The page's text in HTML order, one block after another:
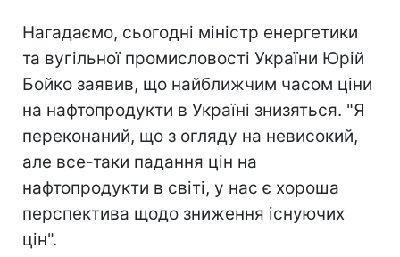
Нагадаємо, сьогодні міністр енергетики
та вугільної промисловості України Юрій
Бойко заявив, що найближчим часом ціни
на нафтопродукти в Україні знизяться. "Я
переконаний, що з огляду на невисокий,
але все-таки падання цін на
нафтопродукти в світі, у нас є хороша
перспектива щодо зниження існуючих
цін".